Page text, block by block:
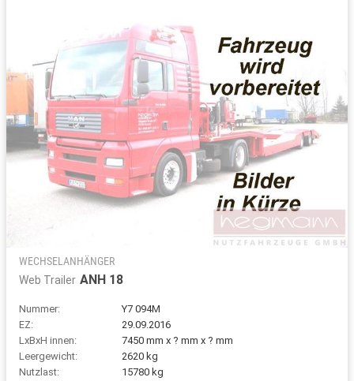
WECHSELANHÄNGER
Web Trailer ANH 18
Nummer:
Y7 094M
EZ:
29.09.2016
LxBxH innen:
7450 mm x ? mm x ? mm
Leergewicht:
2620 kg
Nutzlast:
15780 kg